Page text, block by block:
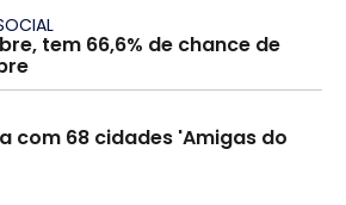
tem 66,6% de chance de
com 68 cidades 'Amigas do